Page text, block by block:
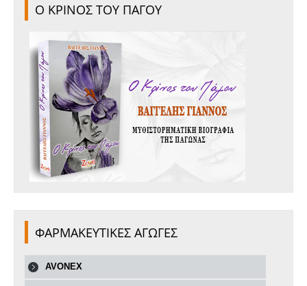
Ο ΚΡΙΝΟΣ ΤΟΥ ΠΑΓΟΥ
ΦΑΡΜΑΚΕΥΤΙΚΕΣ ΑΓΩΓΕΣ
AVONEX